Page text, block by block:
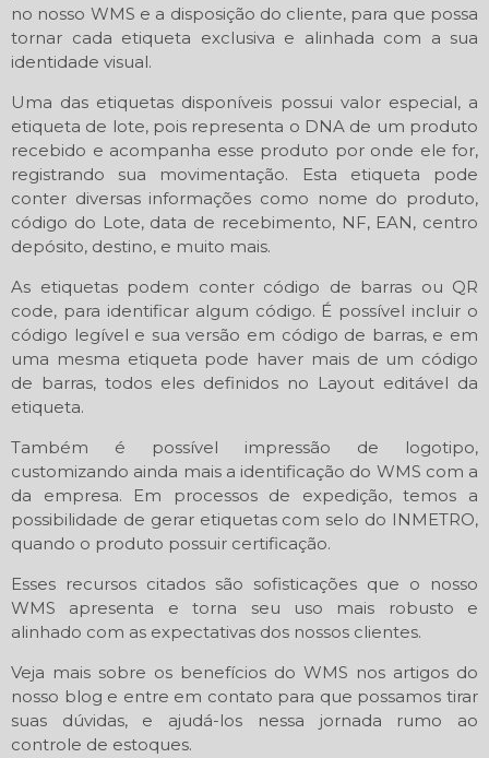
no nosso WMS e a disposição do cliente, para que possa
tornar cada etiqueta exclusiva e alinhada com a sua
identidade visual.
Uma das etiquetas disponíveis possui valor especial, a
etiqueta de lote, pois representa o DNA de um produto
recebido e acompanha esse produto por onde ele for,
registrando sua movimentação. Esta etiqueta pode
conter diversas informações como nome do produto,
código do Lote, data de recebimento, NF, EAN, centro
depósito, destino, e muito mais.
As etiquetas podem conter código de barras ou QR
code, para identificar algum código. É possível incluir o
código legível e sua versão em código de barras, e em
uma mesma etiqueta pode haver mais de um código
de barras, todos eles definidos no Layout editável da
etiqueta.
Também é possível impressão de logotipo,
customizando ainda mais a identificação do WMS com a
da empresa. Em processos de expedição, temos a
possibilidade de gerar etiquetas com selo do INMETRO,
quando o produto possuir certificação.
Esses recursos citados são sofisticações que o nosso
WMS apresenta e torna seu uso mais robusto e
alinhado com as expectativas dos nossos clientes.
Veja mais sobre os benefícios do WMS nos artigos do
nosso blog e entre em contato para que possamos tirar
suas dúvidas, e ajudá-los nessa jornada rumo ao
controle de estoques.